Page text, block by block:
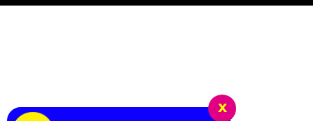
x